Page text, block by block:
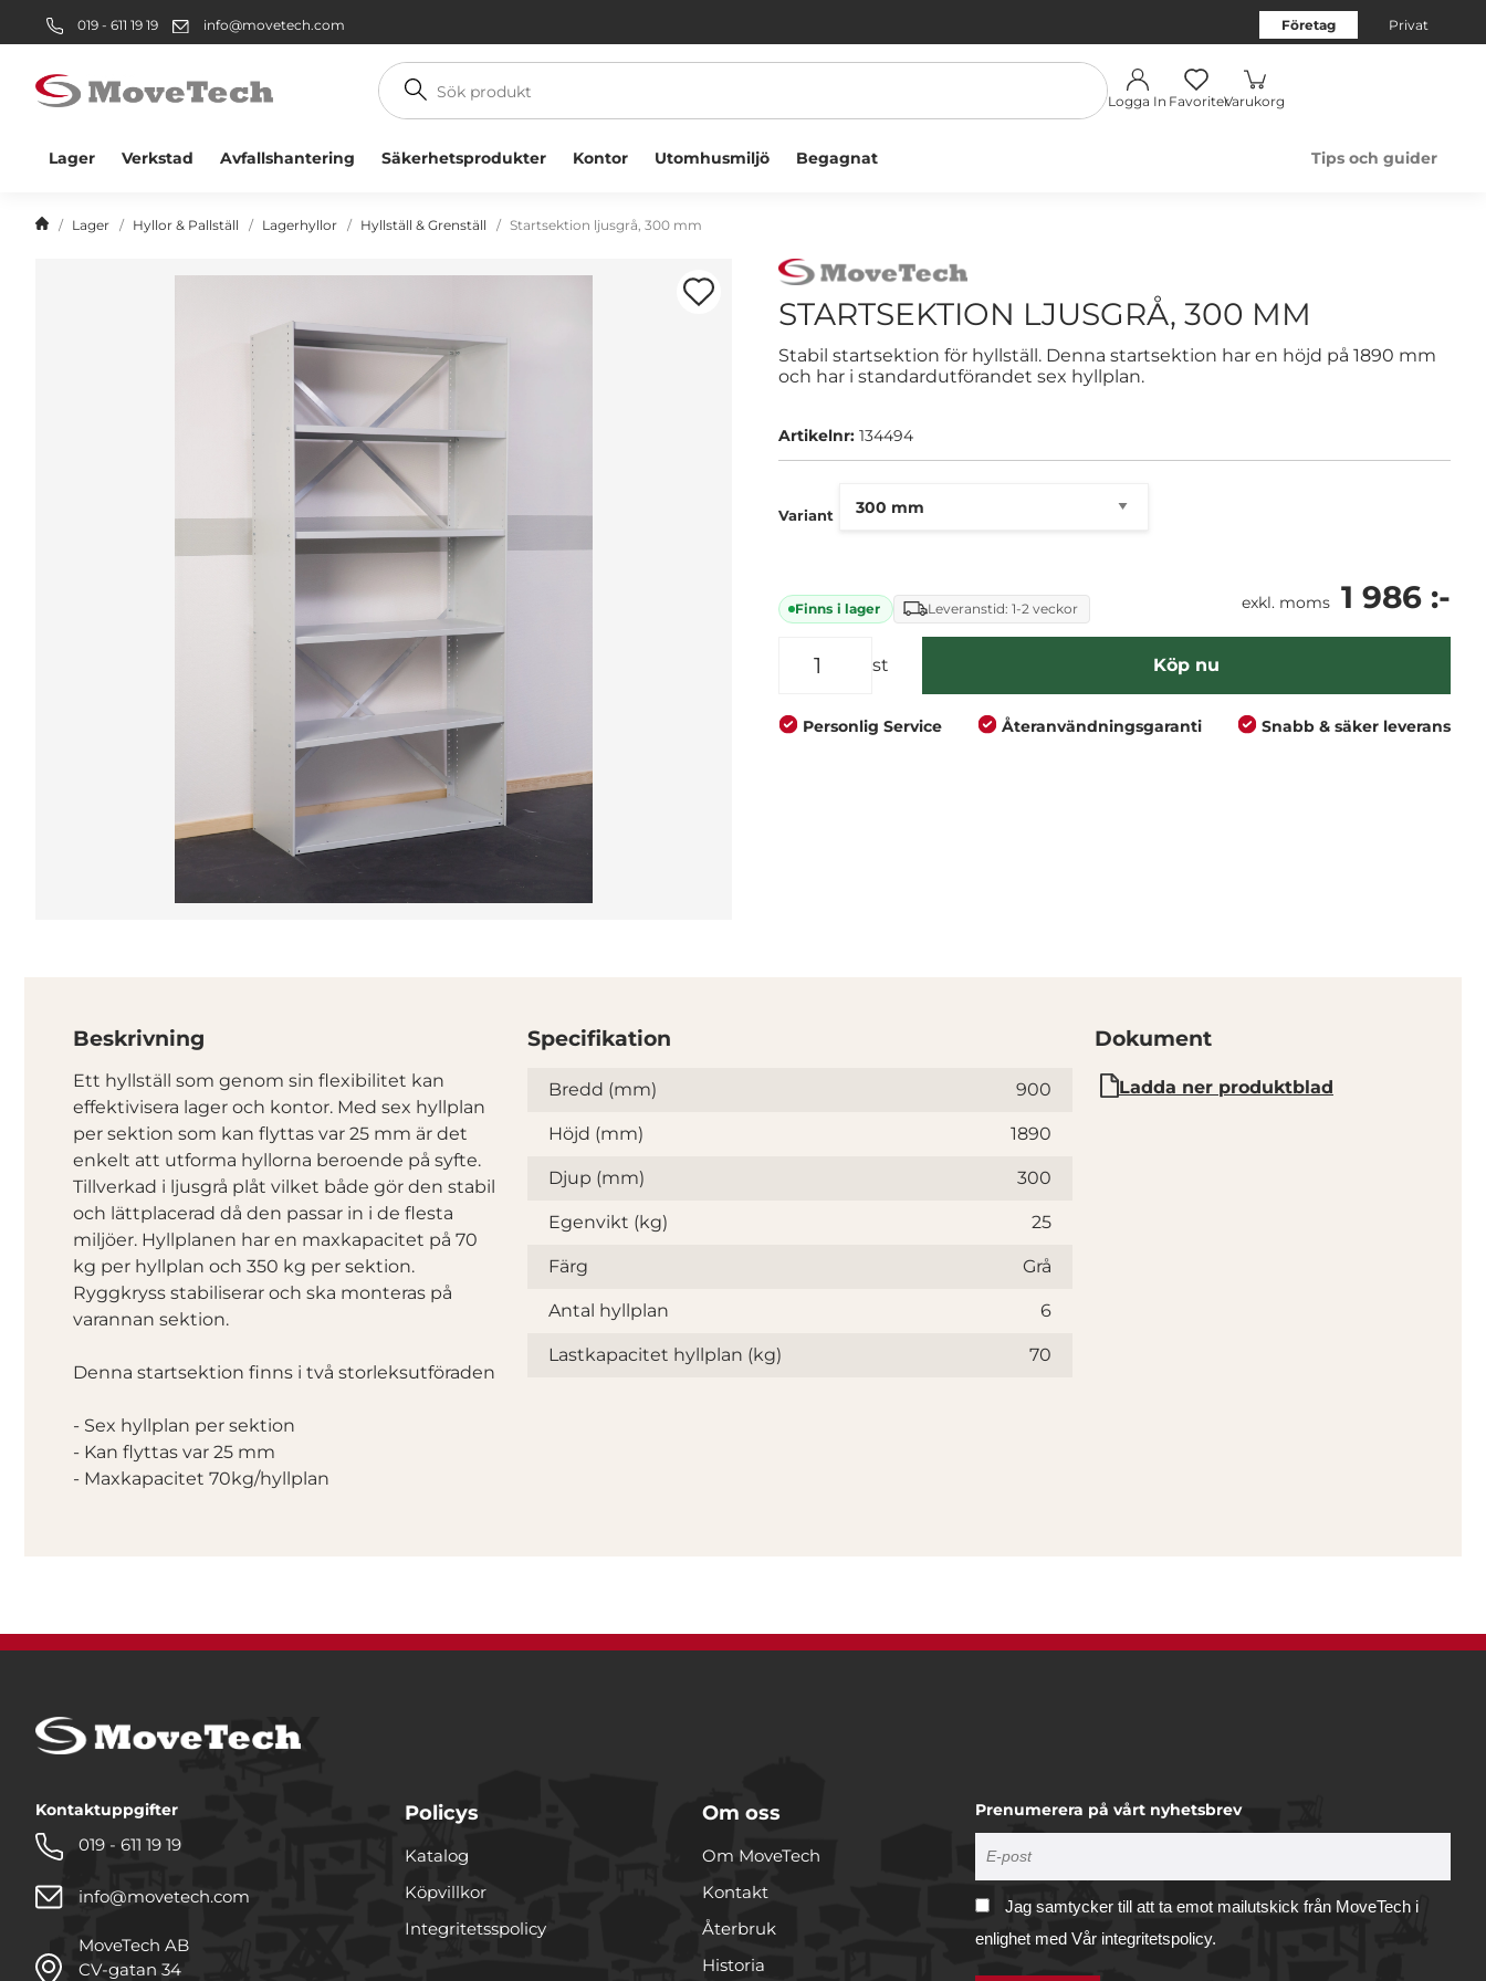
019 - 611 19 19 info@movetech.com Företag Privat
Sök
produkt
Logga In FavoriterVarukorg
Lager Verkstad Avfallshantering Säkerhetsprodukter Kontor Utomhusmiljö Begagnat Tips och guider
Lager Hyllor & Pallställ Lagerhyllor Hyllställ & Grenställ Startsektion ljusgrå, 300 mm
STARTSEKTION LJUSGRÅ, 300 MM
Stabil startsektion för hyllställ. Denna startsektion har en höjd på 1890 mm
och har i standardutförandet sex hyllplan.
Artikelnr: 134494
Variant
Finns i lager Leveranstid: 1-2 veckor exkl. moms 1 986 :-
st Köp nu
Personlig Service Återanvändningsgaranti Snabb & säker leverans
Beskrivning
Ett hyllställ som genom sin flexibilitet kan
effektivisera lager och kontor. Med sex hyllplan
per sektion som kan flyttas var 25 mm är det
enkelt att utforma hyllorna beroende på syfte.
Tillverkad i ljusgrå plåt vilket både gör den stabil
och lättplacerad då den passar in i de flesta
miljöer. Hyllplanen har en maxkapacitet på 70
kg per hyllplan och 350 kg per sektion.
Ryggkryss stabiliserar och ska monteras på
varannan sektion.
Denna startsektion finns i två storleksutföraden
- Sex hyllplan per sektion
- Kan flyttas var 25 mm
- Maxkapacitet 70kg/hyllplan
Specifikation
Specifikation
Bredd (mm) 900
Höjd (mm) 1890
Djup (mm) 300
Egenvikt (kg) 25
Färg Grå
Antal hyllplan 6
Lastkapacitet hyllplan (kg) 70
Dokument
Ladda ner produktblad
Kontaktuppgifter
019 - 611 19 19
info@movetech.com
MoveTech AB
CV-gatan 34
Policys
Katalog
Köpvillkor
Integritetsspolicy
Om oss
Om MoveTech
Kontakt
Återbruk
Historia
Prenumerera på vårt nyhetsbrev
Jag samtycker till att ta emot mailutskick från MoveTech i
enlighet med Vår integritetspolicy.
Privatperson